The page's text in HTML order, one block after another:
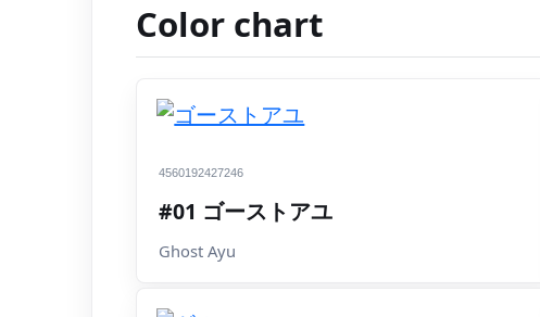
Color chart
4560192427246
#01 ゴーストアユ
Ghost Ayu